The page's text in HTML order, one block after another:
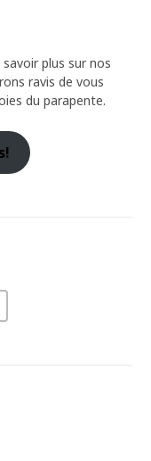
plus sur nos
ravis de vous
du parapente.